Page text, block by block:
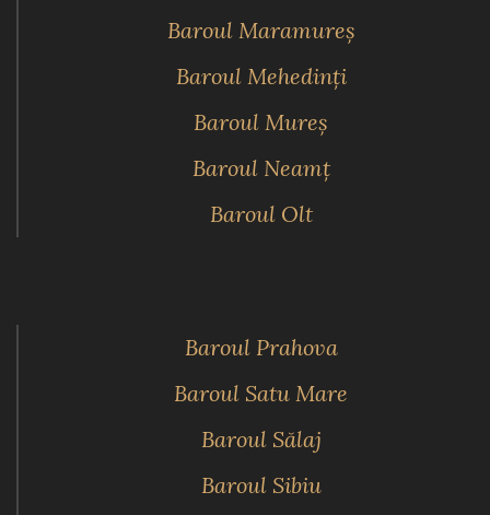
Baroul Maramureş
Baroul Mehedinţi
Baroul Mureş
Baroul Neamţ
Baroul Olt
Baroul Prahova
Baroul Satu Mare
Baroul Sălaj
Baroul Sibiu